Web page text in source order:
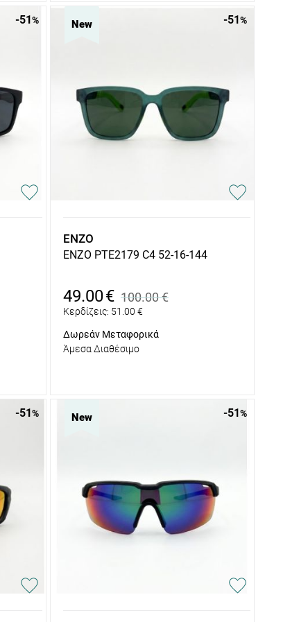
-51% New -51%
ENZO
ENZO PTE2179 C4 52-16-144
49.00€ 100.00€
Κερδίζεις: 51.00 €
Δωρεάν Μεταφορικά
Άμεσα Διαθέσιμο
-51% New -51%